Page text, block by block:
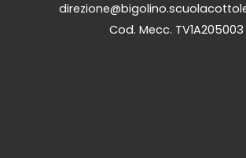
Cod. Mecc. TV1A205003